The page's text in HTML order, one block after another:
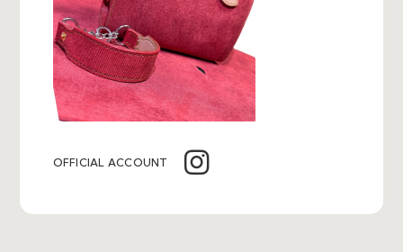
OFFICIAL ACCOUNT